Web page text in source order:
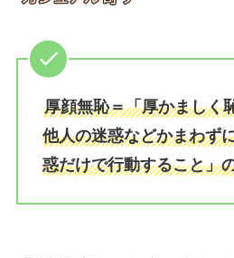
厚顔無恥＝「厚かましく
他人の迷惑などかまわず
惑だけで行動すること」